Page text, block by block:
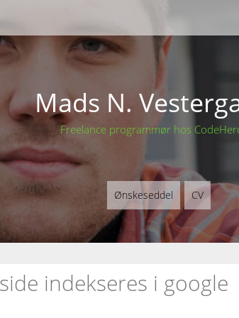
Mads N.
Freelance programmør hos
Ønskeseddel CV
indekseres i google